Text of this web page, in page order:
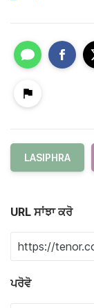
LASIPHRA
URL ਸਾਂਝਾ ਕਰੋ
ਪਰੋਵੋ